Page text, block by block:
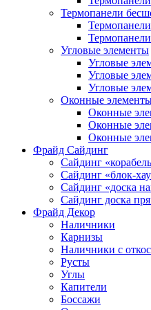
Термопанели
Угловые элементы
Угловые
Угловые
Угловые
Оконные
Оконные
Оконные
Оконные
Фрайд Сайдинг
Сайдинг
Сайдинг «блок-
Сайдинг «доска
Сайдинг доска
Фрайд Декор
Наличники
Карнизы
Наличники с
Русты
Углы
Капители
Боссажи